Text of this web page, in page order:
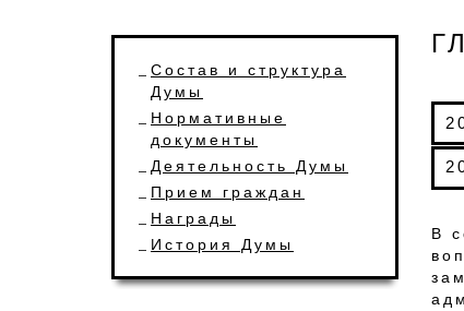
Состав и структура
Думы
Нормативные
документы
Деятельность Думы
Прием граждан
Награды
История Думы
​В